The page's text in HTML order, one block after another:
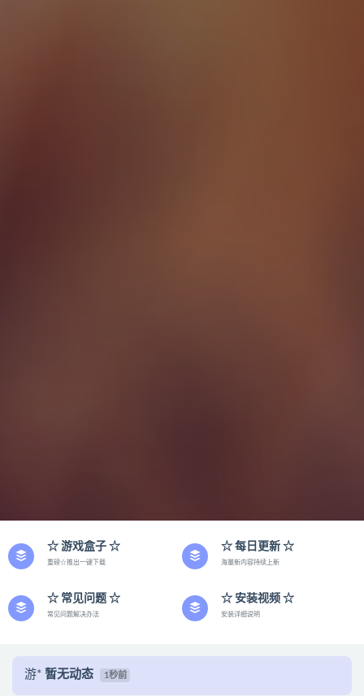
☆ 游戏盒子 ☆
重磅☆推出一键下载
☆ 每日更新 ☆
海量新内容持续上新
☆ 常见问题 ☆
常见问题解决办法
☆ 安装视频 ☆
安装详细说明
游* 暂无动态 1秒前